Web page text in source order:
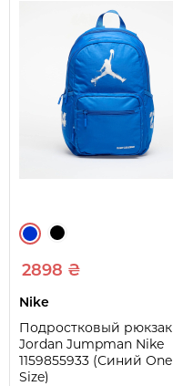
2898 ₴
Nike
Подростковый рюкзак
Jordan Jumpman Nike
1159855933 (Синий One
Size)